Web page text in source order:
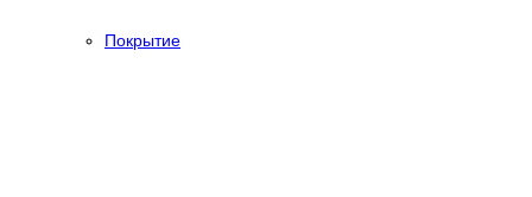
Покрытие